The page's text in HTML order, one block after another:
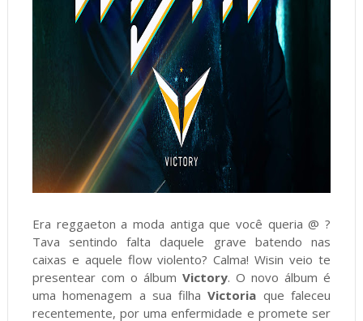
Era reggaeton a moda antiga que você queria @ ?
Tava sentindo falta daquele grave batendo nas
caixas e aquele flow violento? Calma! Wisin veio te
presentear com o álbum Victory. O novo álbum é
uma homenagem a sua filha Victoria que faleceu
recentemente, por uma enfermidade e promete ser